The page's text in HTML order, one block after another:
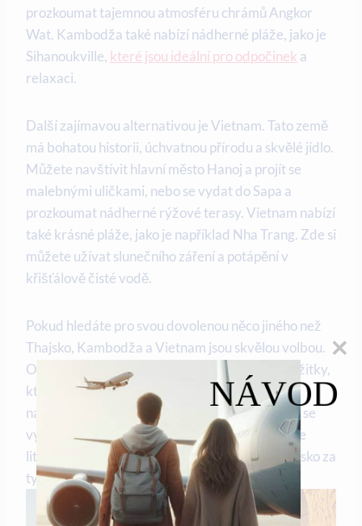
prozkoumat tajemnou atmosféru chrámů Angkor
Wat. Kambodža také nabízí nádherné pláže, jako je
Sihanoukville, které jsou ideální pro odpočinek a
relaxaci.
Další zajímavou alternativou je Vietnam. Tato země
má bohatou historii, úchvatnou přírodu a skvělé jídlo.
Můžete navštívit hlavní město Hanoj a projít se
malebnými uličkami, nebo se vydat do Sapa a
prozkoumat nádherné rýžové terasy. Vietnam nabízí
také krásné pláže, jako je například Nha Trang. Zde si
můžete užívat slunečního záření a potápění v
křišťálově čisté vodě.
Pokud hledáte pro svou dovolenou něco jiného než
Thajsko, Kambodža a Vietnam jsou skvělou volbou.
Obě tyto země mají své jedinečné atrakce a zážitky,
které stojí za to objevovat. Ať už se rozhodnete
navštívit královské paláce v Phnom Penu, nebo se
vydat do vnitrozemí Vietnamu, určitě nebudete
litovat, že jste vyměnili turisticky oblíbený Thajsko za
tyto fascinující destinace.
NÁVOD